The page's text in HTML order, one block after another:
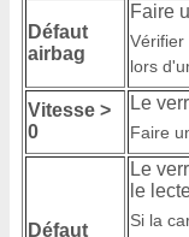
Défaut
airbag
Faire
Vérifier
lors
Vitesse >
0
Le
Faire
Défaut
Le
le
Si la